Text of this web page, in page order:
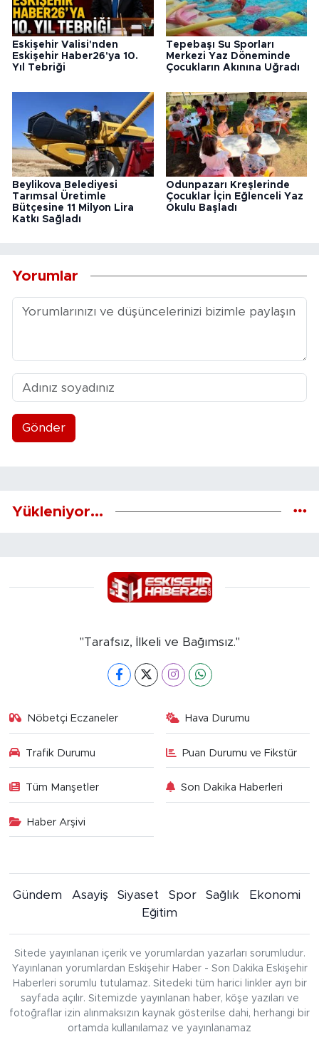
Eskişehir Valisi'nden
Eskişehir Haber26'ya 10.
Yıl Tebriği
Tepebaşı Su Sporları
Merkezi Yaz Döneminde
Çocukların Akınına Uğradı
Beylikova Belediyesi
Tarımsal Üretimle
Bütçesine 11 Milyon Lira
Katkı Sağladı
Odunpazarı Kreşlerinde
Çocuklar İçin Eğlenceli Yaz
Okulu Başladı
Yorumlar
Gönder
Yükleniyor...
"Tarafsız, İlkeli ve Bağımsız."
Nöbetçi Eczaneler Hava Durumu
Trafik Durumu Puan Durumu ve Fikstür
Tüm Manşetler Son Dakika Haberleri
Haber Arşivi
Gündem Asayiş Siyaset Spor Sağlık
Ekonomi
Eğitim
Sitede yayınlanan içerik ve yorumlardan yazarları sorumludur.
Yayınlanan yorumlardan Eskişehir Haber - Son Dakika Eskişehir
Haberleri sorumlu tutulamaz. Sitedeki tüm harici linkler ayrı bir
sayfada açılır. Sitemizde yayınlanan haber, köşe yazıları ve
fotoğraflar izin alınmaksızın kaynak gösterilse dahi, herhangi bir
ortamda kullanılamaz ve yayınlanamaz